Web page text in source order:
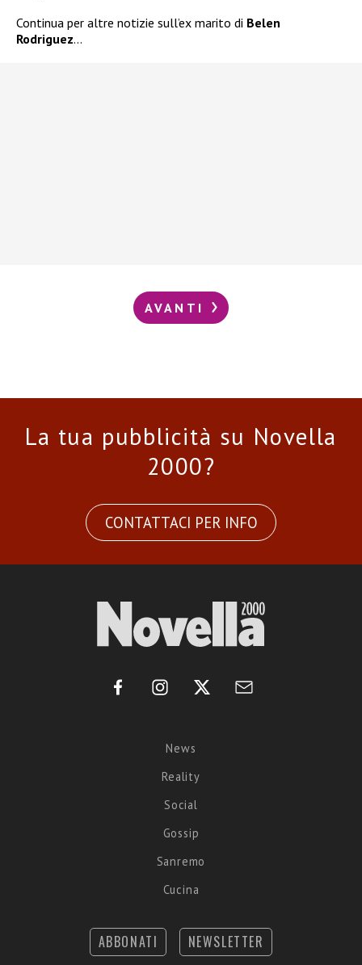
Continua per altre notizie sull’ex marito di Belen
Rodriguez…
AVANTI
La tua pubblicità su Novella
2000?
CONTATTACI PER INFO
News
Reality
Social
Gossip
Sanremo
Cucina
ABBONATI NEWSLETTER